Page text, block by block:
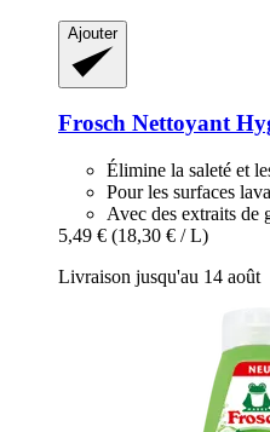
Ajouter
Frosch Nettoyant
Élimine la saleté et
Pour les surfaces
Avec des extraits de
5,49 € (18,30 € / L)
Livraison jusqu'au 14 août